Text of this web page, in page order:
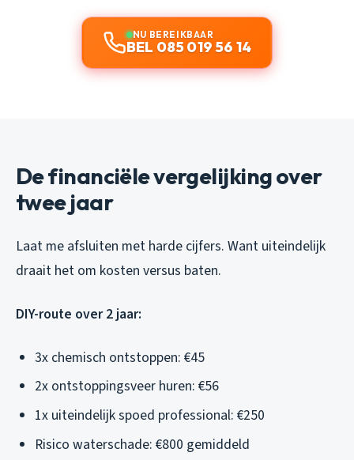
NU BEREIKBAAR
BEL 085 019 56 14
De financiële vergelijking over
twee jaar
Laat me afsluiten met harde cijfers. Want uiteindelijk
draait het om kosten versus baten.
DIY-route over 2 jaar:
3x chemisch ontstoppen: €45
2x ontstoppingsveer huren: €56
1x uiteindelijk spoed professional: €250
Risico waterschade: €800 gemiddeld